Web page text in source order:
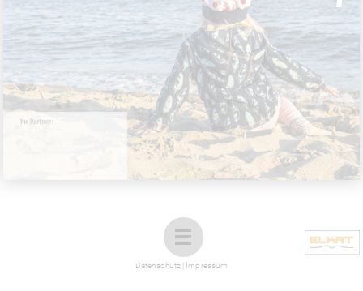
1
Datenschutz Impressum